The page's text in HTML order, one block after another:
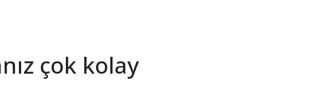
çok kolay